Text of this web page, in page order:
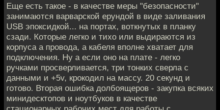
Еще есть такое - в качестве меры "безопасности"
занимаются варварской ерундой в виде заливания
USB эпоксидкой... на портах, воткнутых в планку
сзади. Которые легко и тихо или выдираются из
корпуса а провода, а кабеля вполне хватает для
подключения. Ну а если оно на плате - легко
ручками просверливается, три тонких сверла с
данными и +5v, крокодил на массу. 20 секунд и
готово. Вторая ошибка долбоящеров - закупка всяких
минидесктопов и ноутбуков в качестве